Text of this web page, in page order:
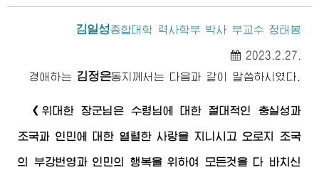
김일성종합대학 력사학부 박사 부교수 정태봉
2023.2.27.
경애하는 김정은동지 께서는 다음과 같이 말씀하시였다.
《 위대한 장군님 은 수령님에 대한 절대적인 충실성과
조국과 인민에 대한 열렬한 사랑을 지니시고 오로지 조국
의 부강번영과 인민의 행복을 위하여 모든것을 다 바치신